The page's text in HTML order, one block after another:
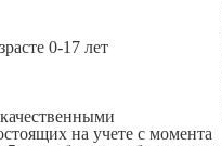
0-17 лет
на учете с момента